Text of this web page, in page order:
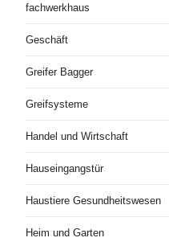
fachwerkhaus
Geschäft
Greifer Bagger
Greifsysteme
Handel und Wirtschaft
Hauseingangstür
Haustiere Gesundheitswesen
Heim und Garten